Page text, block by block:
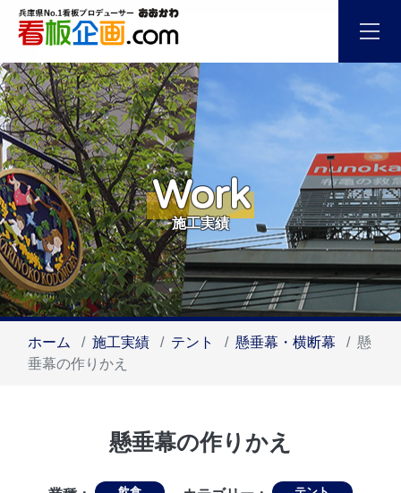
Work
施工実績
ホーム 施工実績 テント 懸垂幕・横断幕
懸
垂幕の作りかえ
懸垂幕の作りかえ